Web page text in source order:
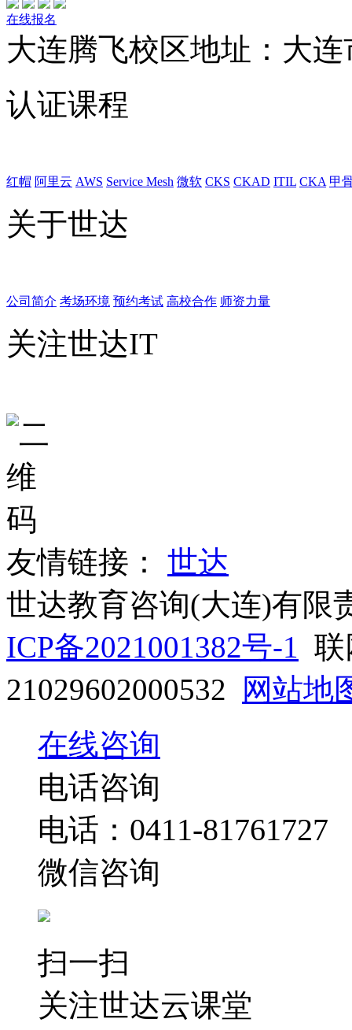
在线报名
大连腾飞校区地址：大
认证课程
红帽 阿里云 AWS Service Mesh 微软 CKS CKAD ITIL CKA 甲
关于世达
公司简介 考场环境 预约考试 高校合作 师资力量
关注世达IT
友情链接： 世达
世达教育咨询(大连)有限
ICP备2021001382号-1 联
21029602000532
网站地
在线咨询
电话咨询
电话： 0411-81761727
微信咨询
扫一扫
关注世达云课堂